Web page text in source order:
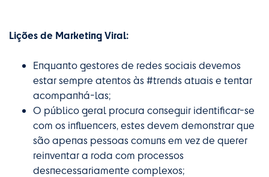
Lições de Marketing Viral:
Enquanto gestores de redes sociais devemos
estar sempre atentos às #trends atuais e tentar
acompanhá-las;
O público geral procura conseguir identificar-se
com os influencers, estes devem demonstrar que
são apenas pessoas comuns em vez de querer
reinventar a roda com processos
desnecessariamente complexos;